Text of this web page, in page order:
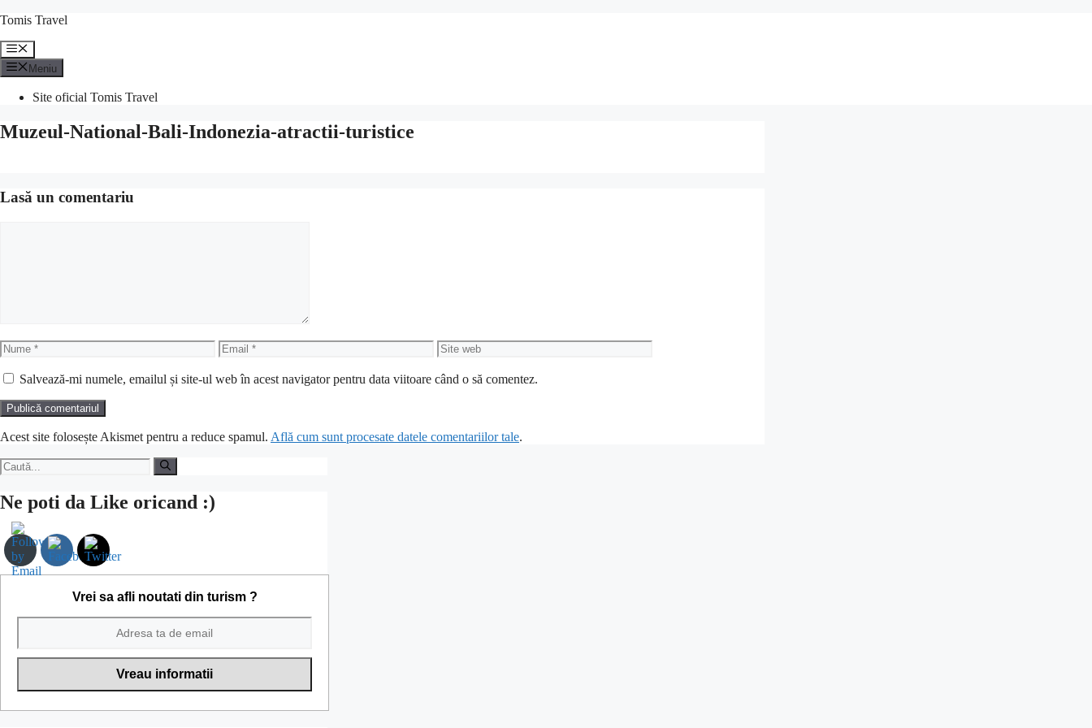
Sari
conținut
Tomis Travel
Meniu
Meniu
Site oficial Tomis Travel
Muzeul-National-Bali-Indonezia-atractii-turistice
Lasă un comentariu
Nume Email
Site
web
Salvează-mi numele, emailul și site-ul web în acest navigator pentru data viitoare când o să comentez.
Acest site folosește Akismet pentru a reduce spamul. Află cum sunt procesate datele comentariilor tale.
Caută
după:
Ne poti da Like oricand :)
Vrei sa afli noutati din turism ?